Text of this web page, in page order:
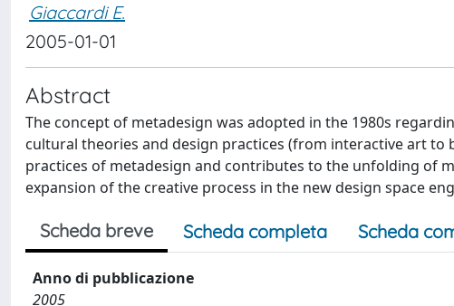
Giaccardi E.
2005-01-01
Abstract
The concept of metadesign was adopted in the 1980s
cultural theories and design practices (from interactive art
practices of metadesign and contributes to the unfolding of
expansion of the creative process in the new design space
Scheda breve Scheda completa Scheda
Anno di pubblicazione
2005